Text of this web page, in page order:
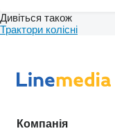
Дивіться також
Трактори колісні
Компанія